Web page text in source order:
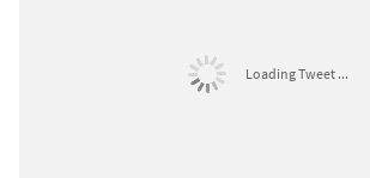
Loading Tweet ...